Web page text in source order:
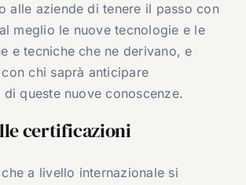
alle aziende di tenere il passo con
meglio le nuove tecnologie e le
e tecniche che ne derivano, e
chi saprà anticipare
di queste nuove conoscenze.
certificazioni
a livello internazionale si